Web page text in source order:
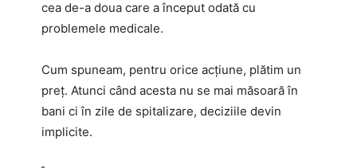
cea de-a doua care a început odată cu
problemele medicale.
Cum spuneam, pentru orice acțiune, plătim un
preț. Atunci când acesta nu se mai măsoară în
bani ci în zile de spitalizare, deciziile devin
implicite.